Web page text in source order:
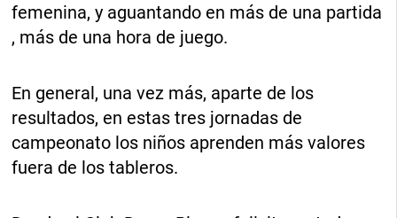
femenina, y aguantando en más de una partida
, más de una hora de juego.
En general, una vez más, aparte de los
resultados, en estas tres jornadas de
campeonato los niños aprenden más valores
fuera de los tableros.